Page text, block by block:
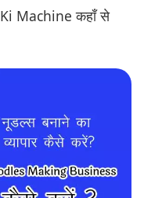
Machine कहाँ से